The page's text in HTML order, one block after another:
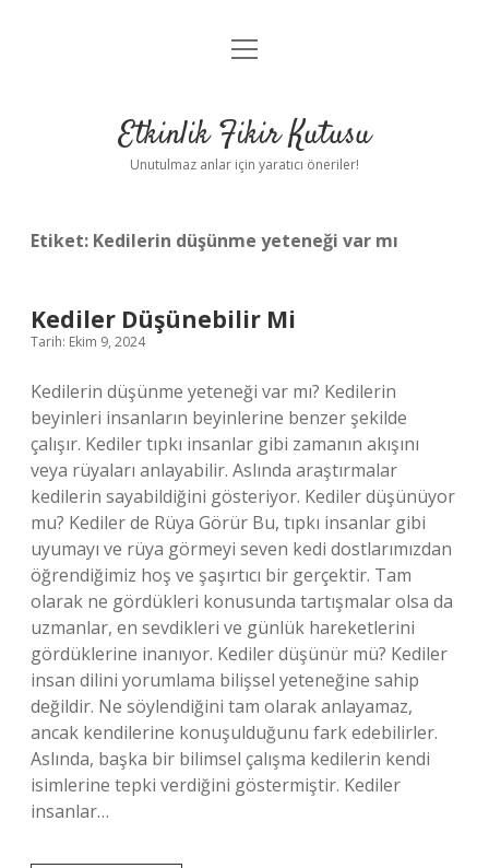
Anasayfa
Yasal Uyarı
menüyü
Etkinlik Fikir Kutusu
Unutulmaz anlar için yaratıcı öneriler!
Etiket: Kedilerin düşünme yeteneği var mı
Kediler Düşünebilir Mi
Tarih: Ekim 9, 2024
Kedilerin düşünme yeteneği var mı? Kedilerin
beyinleri insanların beyinlerine benzer şekilde
çalışır. Kediler tıpkı insanlar gibi zamanın akışını
veya rüyaları anlayabilir. Aslında araştırmalar
kedilerin sayabildiğini gösteriyor. Kediler düşünüyor
mu? Kediler de Rüya Görür Bu, tıpkı insanlar gibi
uyumayı ve rüya görmeyi seven kedi dostlarımızdan
öğrendiğimiz hoş ve şaşırtıcı bir gerçektir. Tam
olarak ne gördükleri konusunda tartışmalar olsa da
uzmanlar, en sevdikleri ve günlük hareketlerini
gördüklerine inanıyor. Kediler düşünür mü? Kediler
insan dilini yorumlama bilişsel yeteneğine sahip
değildir. Ne söylendiğini tam olarak anlayamaz,
ancak kendilerine konuşulduğunu fark edebilirler.
Aslında, başka bir bilimsel çalışma kedilerin kendi
isimlerine tepki verdiğini göstermiştir. Kediler
insanlar…